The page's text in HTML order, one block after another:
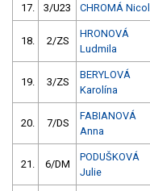
17. 3/U23 CHROMÁ Nicol
18. 2/ZS
HRONOVÁ
Ludmila
19. 3/ZS
BERYLOVÁ
Karolína
20. 7/DS
FABIANOVÁ
Anna
21. 6/DM
PODUŠKOVÁ
Julie